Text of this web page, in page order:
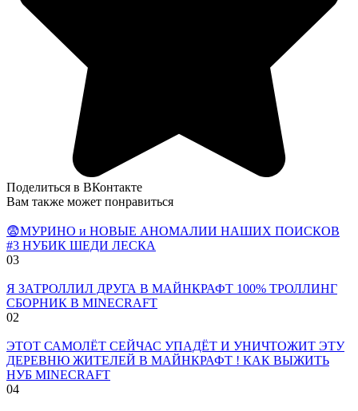
Поделиться в ВКонтакте
Вам также может понравиться
😨МУРИНО и НОВЫЕ АНОМАЛИИ НАШИХ ПОИСКОВ
#3 НУБИК ШЕДИ ЛЕСКА
03
Я ЗАТРОЛЛИЛ ДРУГА В МАЙНКРАФТ 100% ТРОЛЛИНГ
СБОРНИК В MINECRAFT
02
ЭТОТ САМОЛЁТ СЕЙЧАС УПАДЁТ И УНИЧТОЖИТ ЭТУ
ДЕРЕВНЮ ЖИТЕЛЕЙ В МАЙНКРАФТ ! КАК ВЫЖИТЬ
НУБ MINECRAFT
04